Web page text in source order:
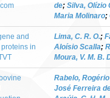
de; Silva, Olízio
Maria Molinaro;
and
in
Lima, C. R. O.;
Aloísio Scalla;
Moura, V. M. B.
Rabelo,
José Ferreira